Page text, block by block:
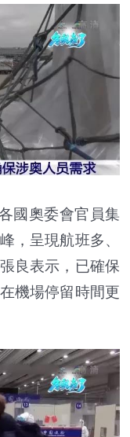
國奧委會官員集
，呈現航班多、
良表示，已確保
機場停留時間更